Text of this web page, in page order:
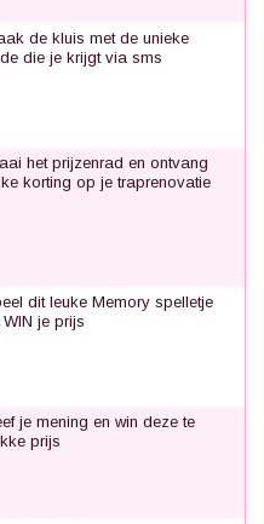
de kluis met de unieke
die je krijgt via sms
het prijzenrad en ontvang
korting op je traprenovatie
dit leuke Memory spelletje
WIN je prijs
je mening en win deze te
prijs